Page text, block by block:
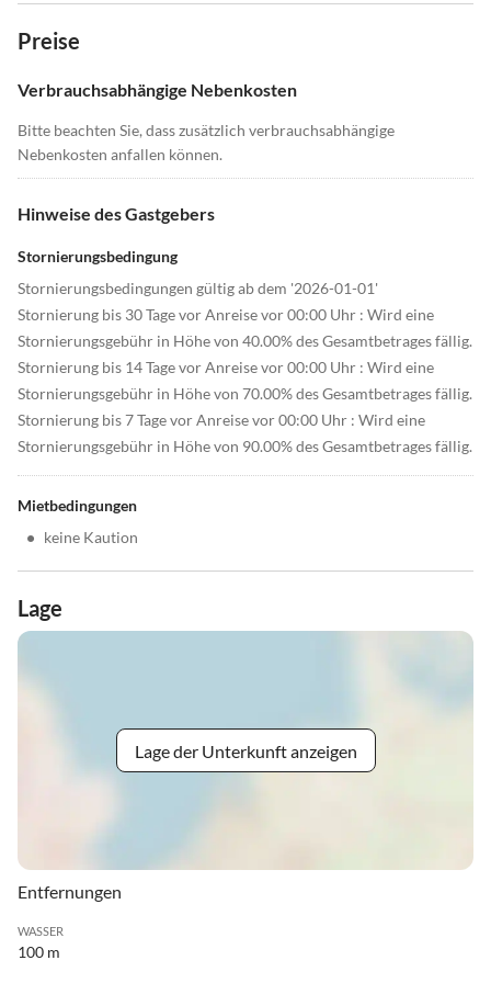
Preise
Verbrauchsabhängige Nebenkosten
Bitte beachten Sie, dass zusätzlich verbrauchsabhängige
Nebenkosten anfallen können.
Hinweise des Gastgebers
Stornierungsbedingung
Stornierungsbedingungen gültig ab dem '2026-01-01'
Stornierung bis 30 Tage vor Anreise vor 00:00 Uhr : Wird eine
Stornierungsgebühr in Höhe von 40.00% des Gesamtbetrages fällig.
Stornierung bis 14 Tage vor Anreise vor 00:00 Uhr : Wird eine
Stornierungsgebühr in Höhe von 70.00% des Gesamtbetrages fällig.
Stornierung bis 7 Tage vor Anreise vor 00:00 Uhr : Wird eine
Stornierungsgebühr in Höhe von 90.00% des Gesamtbetrages fällig.
Mietbedingungen
• keine Kaution
Lage
Lage der Unterkunft anzeigen
Entfernungen
WASSER
100 m